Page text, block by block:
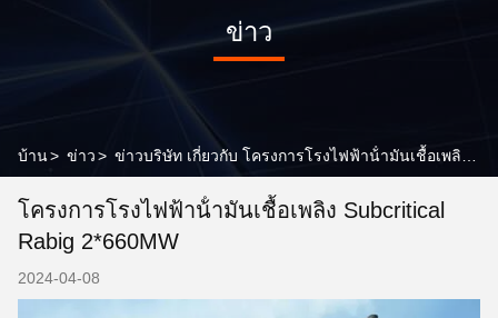
ข่าว
บ้าน> ข่าว>
โครงการโรงไฟฟ้าน้ํามันเชื้อเพลิง Subcritical
Rabig 2*660MW
2024-04-08